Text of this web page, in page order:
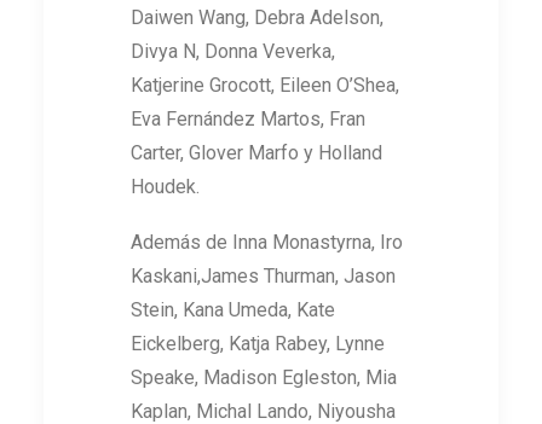
Daiwen Wang, Debra Adelson,
Divya N, Donna Veverka,
Katjerine Grocott, Eileen O’Shea,
Eva Fernández Martos, Fran
Carter, Glover Marfo y Holland
Houdek.
Además de Inna Monastyrna, Iro
Kaskani,James Thurman, Jason
Stein, Kana Umeda, Kate
Eickelberg, Katja Rabey, Lynne
Speake, Madison Egleston, Mia
Kaplan, Michal Lando, Niyousha